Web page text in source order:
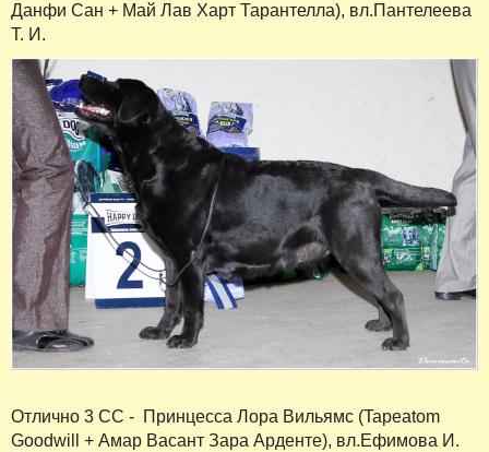
Данфи Сан + Май Лав Харт Тарантелла), вл.Пантелеева
Т. И.
Отлично 3 СС - Принцесса Лора Вильямс (Tapeatom
Goodwill + Амар Васант Зара Арденте), вл.Ефимова И.